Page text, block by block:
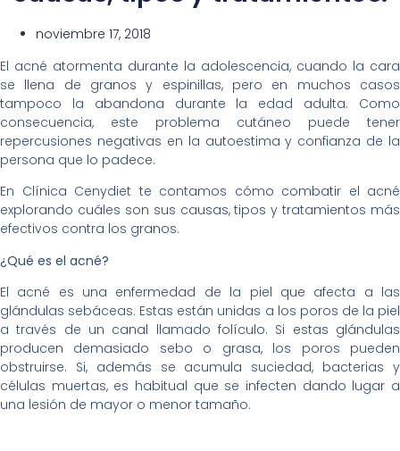
noviembre 17, 2018
El acné atormenta durante la adolescencia, cuando la cara
se llena de granos y espinillas, pero en muchos casos
tampoco la abandona durante la edad adulta. Como
consecuencia, este problema cutáneo puede tener
repercusiones negativas en la autoestima y confianza de la
persona que lo padece.
En Clínica Cenydiet te contamos cómo combatir el acné
explorando cuáles son sus causas, tipos y tratamientos más
efectivos contra los granos.
¿Qué es el acné?
El acné es una enfermedad de la piel que afecta a las
glándulas sebáceas. Estas están unidas a los poros de la piel
a través de un canal llamado folículo. Si estas glándulas
producen demasiado sebo o grasa, los poros pueden
obstruirse. Si, además se acumula suciedad, bacterias y
células muertas, es habitual que se infecten dando lugar a
una lesión de mayor o menor tamaño.